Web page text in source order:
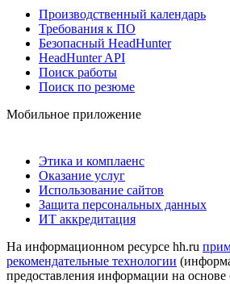
Производственный календарь
Требования к ПО
Безопасный HeadHunter
HeadHunter API
Поиск работы
Поиск по резюме
Мобильное приложение
Этика и комплаенс
Оказание услуг
Использование сайтов
Защита персональных данных
ИТ аккредитация
На информационном ресурсе hh.ru
рекомендательные технологии
предоставления информации на основе